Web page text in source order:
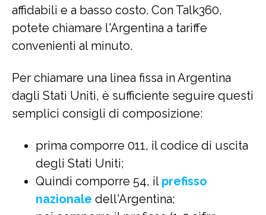
affidabili e a basso costo. Con Talk360,
potete chiamare l'Argentina a tariffe
convenienti al minuto.
Per chiamare una linea fissa in Argentina
dagli Stati Uniti, è sufficiente seguire questi
semplici consigli di composizione:
prima comporre 011, il codice di uscita
degli Stati Uniti;
Quindi comporre 54, il prefisso
nazionale dell'Argentina;